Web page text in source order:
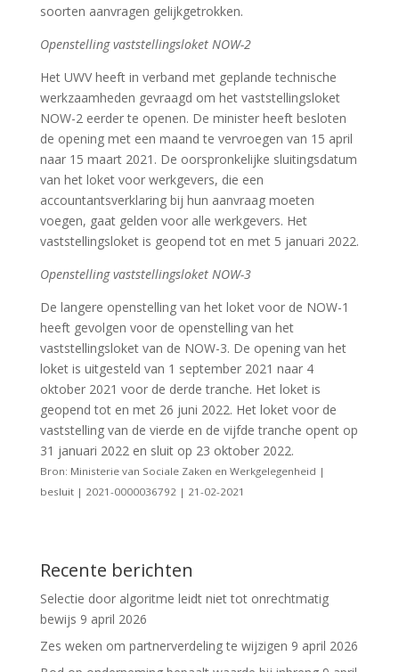
soorten aanvragen gelijkgetrokken.
Openstelling vaststellingsloket NOW-2
Het UWV heeft in verband met geplande technische
werkzaamheden gevraagd om het vaststellingsloket
NOW-2 eerder te openen. De minister heeft besloten
de opening met een maand te vervroegen van 15 april
naar 15 maart 2021. De oorspronkelijke sluitingsdatum
van het loket voor werkgevers, die een
accountantsverklaring bij hun aanvraag moeten
voegen, gaat gelden voor alle werkgevers. Het
vaststellingsloket is geopend tot en met 5 januari 2022.
Openstelling vaststellingsloket NOW-3
De langere openstelling van het loket voor de NOW-1
heeft gevolgen voor de openstelling van het
vaststellingsloket van de NOW-3. De opening van het
loket is uitgesteld van 1 september 2021 naar 4
oktober 2021 voor de derde tranche. Het loket is
geopend tot en met 26 juni 2022. Het loket voor de
vaststelling van de vierde en de vijfde tranche opent op
31 januari 2022 en sluit op 23 oktober 2022.
Bron: Ministerie van Sociale Zaken en Werkgelegenheid |
besluit | 2021-0000036792 | 21-02-2021
Recente berichten
Selectie door algoritme leidt niet tot onrechtmatig
bewijs 9 april 2026
Zes weken om partnerverdeling te wijzigen 9 april 2026